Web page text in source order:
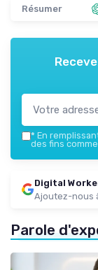
Résumer
* En
des fins
Digital
Ajoutez-nous
Parole